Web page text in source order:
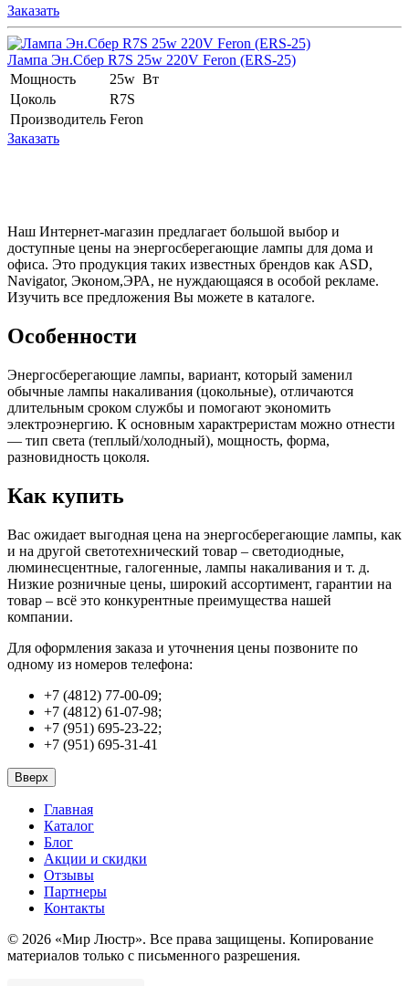
Заказать
Лампа Эн.Сбер R7S 25w 220V Feron (ERS-25)
Мощность
25w Вт
Цоколь
R7S
Производитель Feron
Заказать
Наш Интернет-магазин предлагает большой выбор и
доступные цены на энергосберегающие лампы для дома и
офиса. Это продукция таких известных брендов как ASD,
Navigator, Эконом,ЭРА, не нуждающаяся в особой рекламе.
Изучить все предложения Вы можете в каталоге.
Особенности
Энергосберегающие лампы, вариант, который заменил
обычные лампы накаливания (цокольные), отличаются
длительным сроком службы и помогают экономить
электроэнергию. К основным характреристам можно отнести
— тип света (теплый/холодный), мощность, форма,
разновидность цоколя.
Как купить
Вас ожидает выгодная цена на энергосберегающие лампы, как
и на другой светотехнический товар – светодиодные,
люминесцентные, галогенные, лампы накаливания и т. д.
Низкие розничные цены, широкий ассортимент, гарантии на
товар – всё это конкурентные преимущества нашей
компании.
Для оформления заказа и уточнения цены позвоните по
одному из номеров телефона:
+7 (4812) 77-00-09;
+7 (4812) 61-07-98;
+7 (951) 695-23-22;
+7 (951) 695-31-41
Вверх
Главная
Каталог
Блог
Акции и скидки
Отзывы
Партнеры
Контакты
© 2026 «Мир Люстр». Все права защищены. Копирование
материалов только с письменного разрешения.